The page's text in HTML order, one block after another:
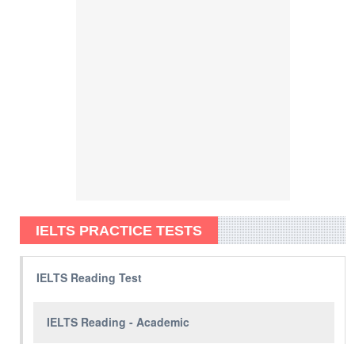
IELTS PRACTICE TESTS
IELTS Reading Test
IELTS Reading - Academic